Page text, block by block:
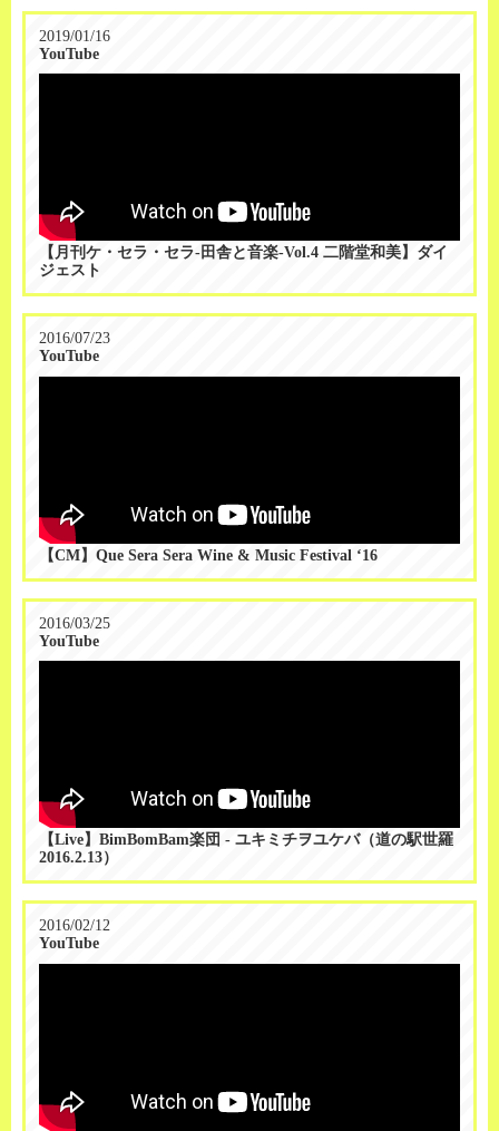
2019/01/16
YouTube
【月刊ケ・セラ・セラ-田舎と音楽-Vol.4 二階堂和美】ダイ
ジェスト
2016/07/23
YouTube
【CM】Que Sera Sera Wine & Music Festival ‘16
2016/03/25
YouTube
【Live】BimBomBam楽団 - ユキミチヲユケバ（道の駅世羅
2016.2.13）
2016/02/12
YouTube